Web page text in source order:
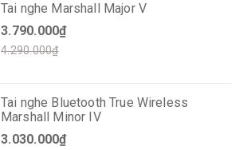
Tai nghe Marshall Major V
3.790.000₫
4.290.000₫
Tai nghe Bluetooth True Wireless
Marshall Minor IV
3.030.000₫